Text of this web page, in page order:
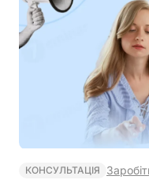
КОНСУЛЬТАЦІЯ